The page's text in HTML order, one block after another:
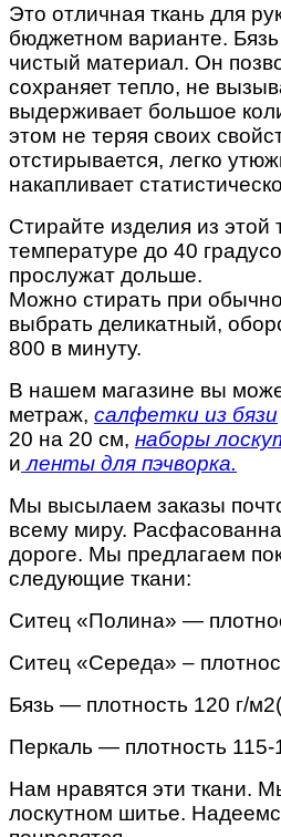
Это отличная ткань для
бюджетном варианте.
чистый материал. Он
сохраняет тепло, не
выдерживает большое
этом не теряя своих
отстирывается, легко
накапливает
Стирайте изделия из этой
температуре до 40
прослужат дольше.
Можно стирать при
выбрать деликатный,
800 в минуту.
В нашем магазине вы
метраж, салфетки из бязи
20 на 20 см, наборы
и ленты для пэчворка.
Мы высылаем заказы
всему миру.
дороге. Мы предлагаем
следующие ткани:
Ситец «Полина» —
Ситец «Середа» –
Бязь — плотность 120 г/
Перкаль — плотность 115-
Нам нравятся эти ткани.
лоскутном шитье.